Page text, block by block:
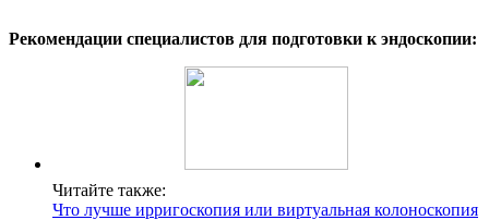
Рекомендации специалистов для подготовки к эндоскопии:
Читайте также:
Что лучше ирригоскопия или виртуальная колоноскопия